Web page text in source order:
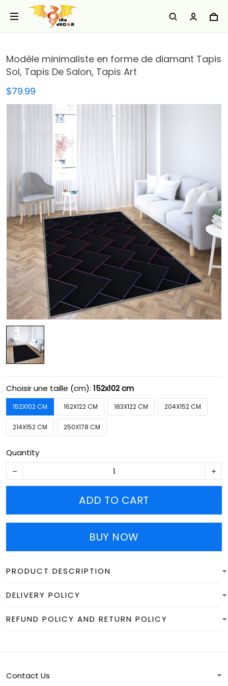
Modèle minimaliste en forme de diamant Tapis
Sol, Tapis De Salon, Tapis Art
$79.99
Choisir une taille (cm): 152x102 cm
152X102 CM 162X122 CM 183X122 CM 204X152 CM
214X152 CM 250X178 CM
Quantity
ADD TO CART
BUY NOW
PRODUCT DESCRIPTION
DELIVERY POLICY
REFUND POLICY AND RETURN POLICY
Contact Us